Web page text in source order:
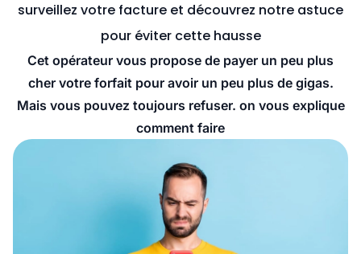
surveillez votre facture et découvrez notre astuce
pour éviter cette hausse
Cet opérateur vous propose de payer un peu plus
cher votre forfait pour avoir un peu plus de gigas.
Mais vous pouvez toujours refuser. on vous explique
comment faire